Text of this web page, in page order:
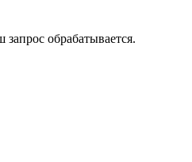
обрабатывается.